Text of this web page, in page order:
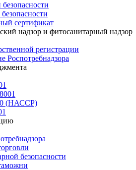
сертификат
надзор и фитосанитарный надзор
регистрации
Роспотребнадзора
(НАССР)
безопасности